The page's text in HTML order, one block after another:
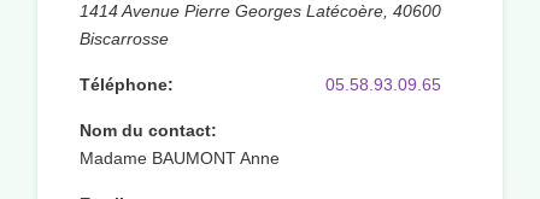
1414 Avenue Pierre Georges Latécoère, 40600
Biscarrosse
Téléphone: 05.58.93.09.65
Nom du contact:
Madame BAUMONT Anne